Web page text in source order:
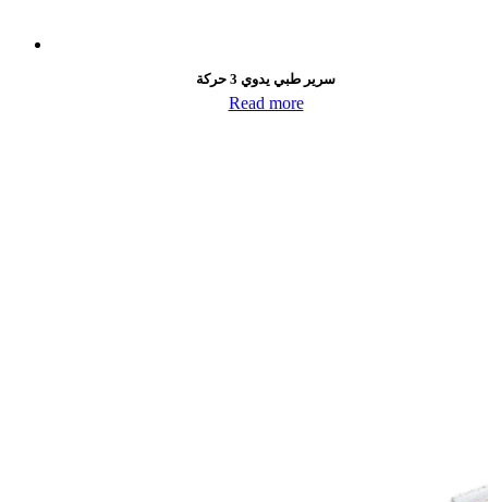
سرير طبي يدوي 3 حركة
Read more